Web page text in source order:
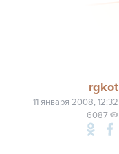
rgkot
11 января 2008, 12:32
6087